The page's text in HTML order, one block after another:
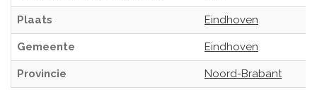
Plaats Eindhoven
Gemeente Eindhoven
Provincie Noord-Brabant